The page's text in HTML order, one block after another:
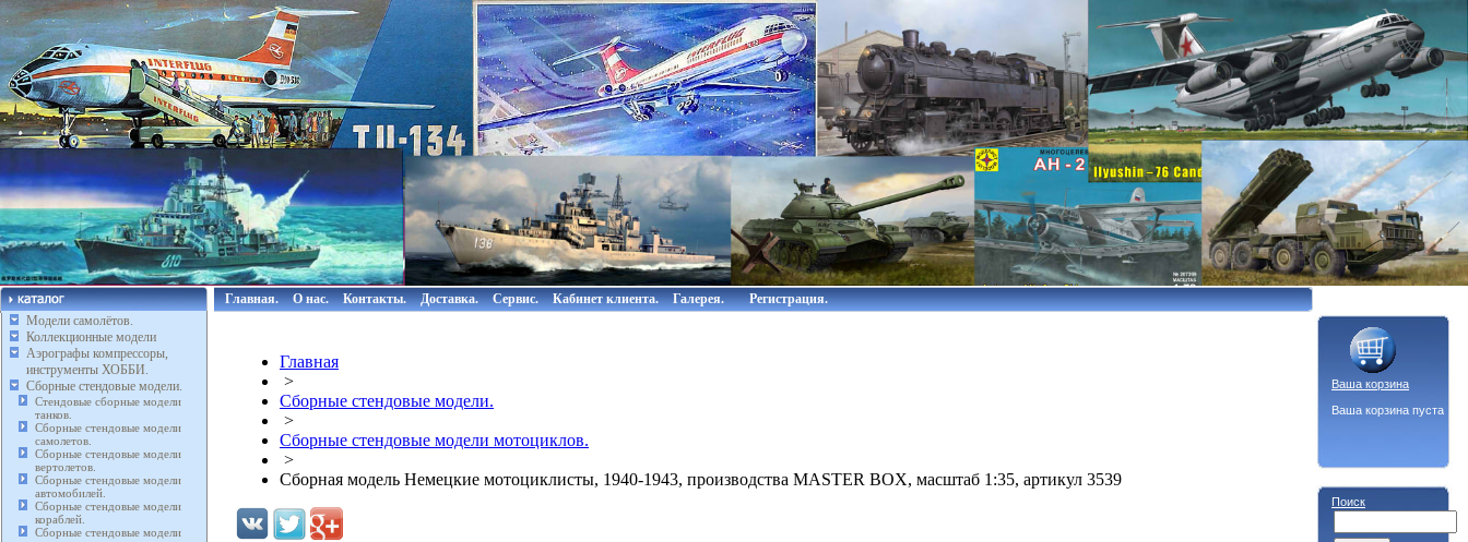
Модели самолётов.
Коллекционные модели
Аэрографы компрессоры,
инструменты ХОББИ.
Сборные стендовые модели.
Стендовые сборные модели
танков.
Сборные стендовые модели
самолетов.
Сборные стендовые модели
вертолетов.
Сборные стендовые модели
автомобилей.
Сборные стендовые модели
кораблей.
Сборные стендовые модели
Главная. О нас. Контакты. Доставка. Сервис. Кабинет клиента. Галерея. Регистрация.
Главная
>
Сборные стендовые модели.
>
Сборные стендовые модели мотоциклов.
>
Сборная модель Немецкие мотоциклисты, 1940-1943, производства MASTER BOX, масштаб 1:35, артикул 3539
Ваша корзина
Ваша корзина пуста
Поиск